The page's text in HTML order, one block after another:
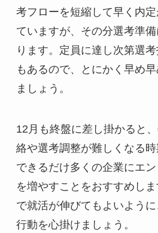
考フローを短縮して早く内
ていますが、その分選考準
ります。定員に達し次第選
もあるので、とにかく早め
ましょう。
12月も終盤に差し掛かると
絡や選考調整が難しくなる
できるだけ多くの企業にエ
を増やすことをおすすめし
で就活が伸びてもよいよう
行動を心掛けましょう。